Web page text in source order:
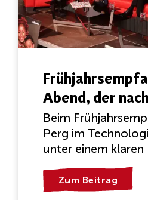
Abend, der
Beim
Perg im
unter einem klaren
Zum Beitrag